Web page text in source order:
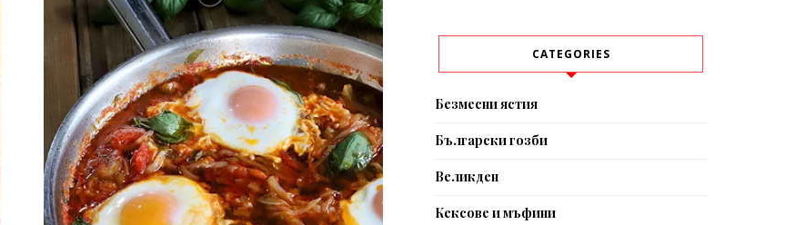
CATEGORIES
Безмесни ястия
Български гозби
Великден
Кексове и мъфини